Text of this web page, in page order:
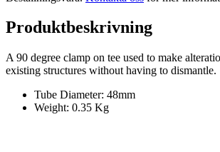
Produktbeskrivning
A 90 degree clamp on tee used to make
existing structures without having to dismantle.
Tube Diameter: 48mm
Weight: 0.35 Kg